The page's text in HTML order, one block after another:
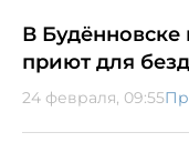
В Будённовске
приют для
24 февраля, 09:55